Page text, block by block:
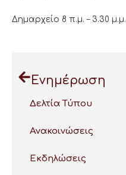
Δημαρχείο 8 π.μ. – 3.30 μ.μ.
Ενημέρωση
Δελτία Τύπου
Ανακοινώσεις
Εκδηλώσεις